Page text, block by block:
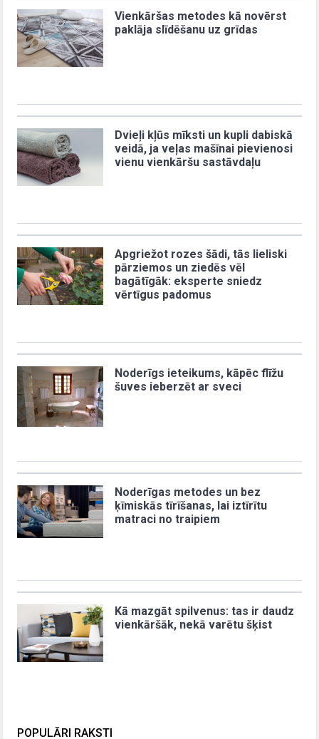
Vienkāršas metodes kā novērst
paklāja slīdēšanu uz grīdas
Dvieļi kļūs mīksti un kupli dabiskā
veidā, ja veļas mašīnai pievienosi
vienu vienkāršu sastāvdaļu
Apgriežot rozes šādi, tās lieliski
pārziemos un ziedēs vēl
bagātīgāk: eksperte sniedz
vērtīgus padomus
Noderīgs ieteikums, kāpēc flīžu
šuves ieberzēt ar sveci
Noderīgas metodes un bez
ķīmiskās tīrīšanas, lai iztīrītu
matraci no traipiem
Kā mazgāt spilvenus: tas ir daudz
vienkāršāk, nekā varētu šķist
POPULĀRI RAKSTI